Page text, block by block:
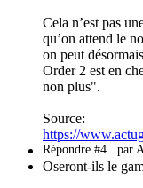
Cela n’est pas
qu’on attend le
on peut
Order 2 est en
non plus".
Source:
https://
Répondre #4 par
Oseront-ils le